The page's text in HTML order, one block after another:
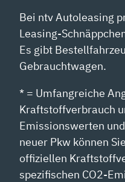
Bei ntv Autoleasing
Leasing-
Es gibt
Gebrauchtwagen.
* = Umfangreiche
Kraftstoffverbrauch
Emissionswerten
neuer Pkw können
offiziellen
spezifischen CO2-